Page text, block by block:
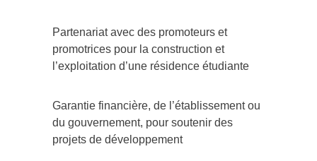
Partenariat avec des promoteurs et
promotrices pour la construction et
l’exploitation d’une résidence étudiante
Garantie financière, de l’établissement ou
du gouvernement, pour soutenir des
projets de développement